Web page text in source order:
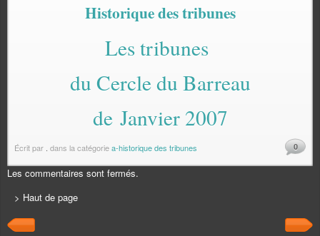
Historique des tribunes
Les tribunes
du Cercle du Barreau
de Janvier 2007
Écrit par dans la catégoriea-historique des tribunes 0
Les commentaires sont fermés.
> Haut de page